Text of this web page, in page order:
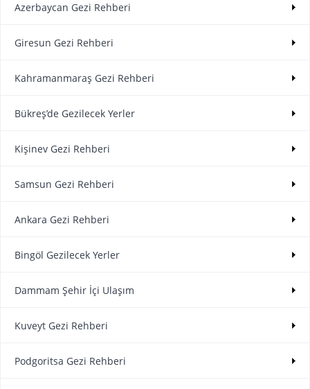
Azerbaycan Gezi Rehberi
Giresun Gezi Rehberi
Kahramanmaraş Gezi Rehberi
Bükreş’de Gezilecek Yerler
Kişinev Gezi Rehberi
Samsun Gezi Rehberi
Ankara Gezi Rehberi
Bingöl Gezilecek Yerler
Dammam Şehir İçi Ulaşım
Kuveyt Gezi Rehberi
Podgoritsa Gezi Rehberi